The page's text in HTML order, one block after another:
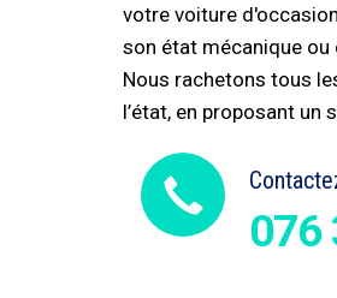
votre voiture
son état mécanique ou
Nous rachetons tous
l’état, en proposant un
076